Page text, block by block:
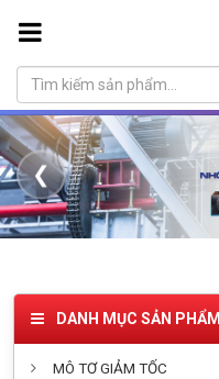
❮
DANH MỤC SẢN PHẨM
MÔ TƠ GIẢM TỐC